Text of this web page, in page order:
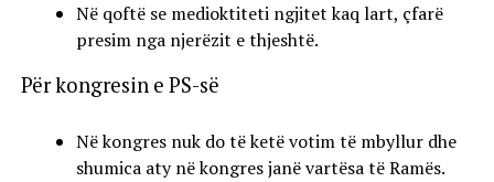
Në qoftë se medioktiteti ngjitet kaq lart, çfarë
presim nga njerëzit e thjeshtë.
Për kongresin e PS-së
Në kongres nuk do të ketë votim të mbyllur dhe
shumica aty në kongres janë vartësa të Ramës.